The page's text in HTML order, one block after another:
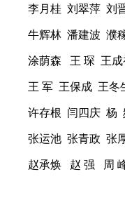
李月桂 刘翠萍 刘
牛辉林 潘建波 濮
涂荫森 王 琛 王
王 军 王保成 王
许存根 闫四庆 杨
张运池 张青政 张
赵承焕 赵 强 周